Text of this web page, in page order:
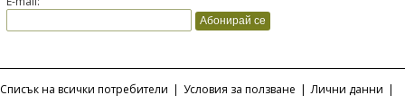
Списък на всички потребители | Условия за ползване | Лични данни |